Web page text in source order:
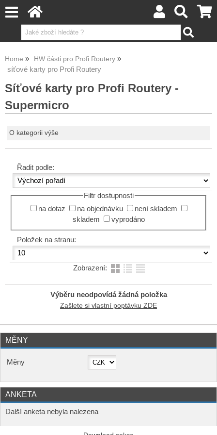
Home HW části pro Profi Routery
síťové karty pro Profi Routery
Síťové karty pro Profi Routery -
Supermicro
O kategorii výše
Řadit podle:
Filtr dostupnosti
na dotaz
na objednávku
není skladem
skladem
vyprodáno
Položek na stranu:
Zobrazení:
Výběru neodpovídá žádná položka
Zašlete si vlastní poptávku ZDE
MĚNY
Měny
ANKETA
Další anketa nebyla nalezena